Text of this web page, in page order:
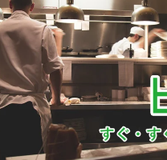
味
と
使
方
｜
す
ぐ・